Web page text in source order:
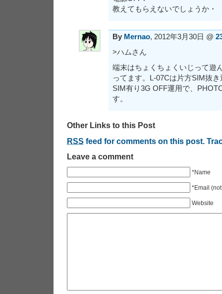
教えてもらえないでしょうか・
By Mernao, 2012年3月30日 @
>ハムさん
端末はちょくちょくいじって遊
ってます。L-07Cは片方SIM抜
SIM有り3G OFF運用で、
す。
Other Links to this Post
RSS feed for comments on this post.
Leave a comment
*Name
*Email
Website